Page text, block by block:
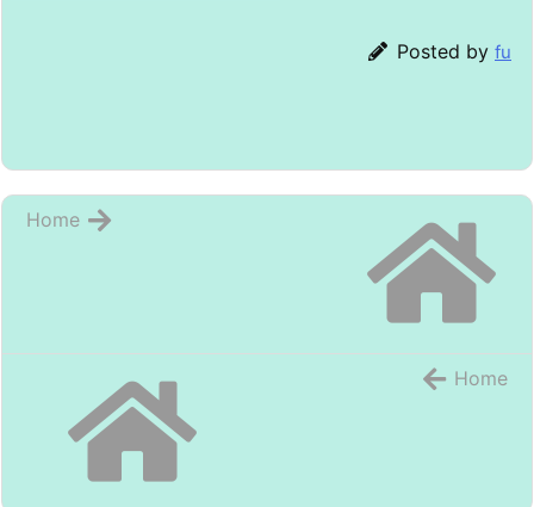
Posted by fu
Home
Home